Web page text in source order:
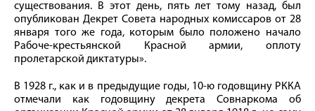
существования. В этот день, пять лет тому назад, был
опубликован Декрет Совета народных комиссаров от 28
января того же года, которым было положено начало
Рабоче-крестьянской Красной армии, оплоту
пролетарской диктатуры».
В 1928 г., как и в предыдущие годы, 10-ю годовщину РККА
отмечали как годовщину декрета Совнаркома об